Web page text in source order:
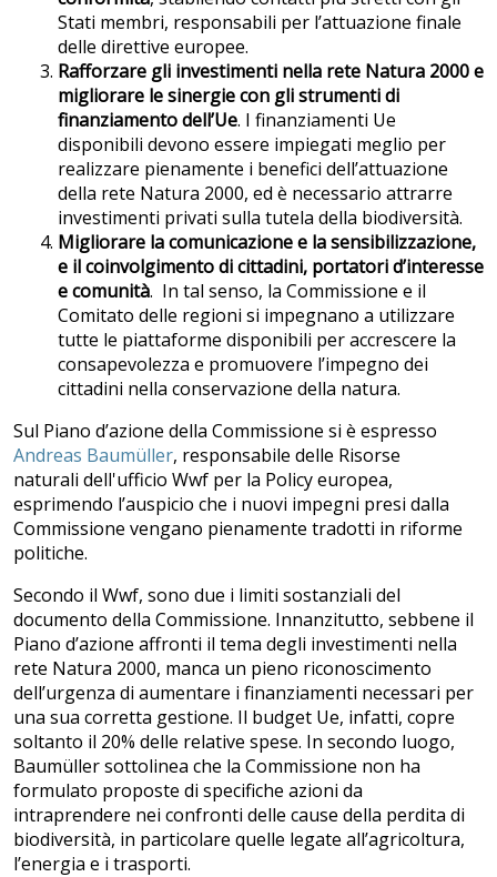
Stati membri, responsabili per l’attuazione finale
delle direttive europee.
Rafforzare gli investimenti nella rete Natura 2000 e
migliorare le sinergie con gli strumenti di
finanziamento dell’Ue. I finanziamenti Ue
disponibili devono essere impiegati meglio per
realizzare pienamente i benefici dell’attuazione
della rete Natura 2000, ed è necessario attrarre
investimenti privati sulla tutela della biodiversità.
Migliorare la comunicazione e la sensibilizzazione,
e il coinvolgimento di cittadini, portatori d’interesse
e comunità. In tal senso, la Commissione e il
Comitato delle regioni si impegnano a utilizzare
tutte le piattaforme disponibili per accrescere la
consapevolezza e promuovere l’impegno dei
cittadini nella conservazione della natura.
Sul Piano d’azione della Commissione si è espresso
Andreas Baumüller, responsabile delle Risorse
naturali dell'ufficio Wwf per la Policy europea,
esprimendo l’auspicio che i nuovi impegni presi dalla
Commissione vengano pienamente tradotti in riforme
politiche.
Secondo il Wwf, sono due i limiti sostanziali del
documento della Commissione. Innanzitutto, sebbene il
Piano d’azione affronti il tema degli investimenti nella
rete Natura 2000, manca un pieno riconoscimento
dell’urgenza di aumentare i finanziamenti necessari per
una sua corretta gestione. Il budget Ue, infatti, copre
soltanto il 20% delle relative spese. In secondo luogo,
Baumüller sottolinea che la Commissione non ha
formulato proposte di specifiche azioni da
intraprendere nei confronti delle cause della perdita di
biodiversità, in particolare quelle legate all’agricoltura,
l’energia e i trasporti.